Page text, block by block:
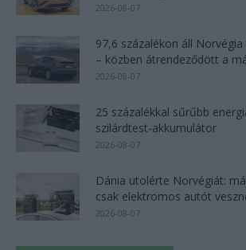
2026-08-07
97,6 százalékon áll
– közben átrendeződött a
2026-08-07
25 százalékkal sűrűbb
szilárdtest-akkumulátor
2026-08-07
Dánia utolérte Norvégiát:
csak elektromos autót
2026-08-07